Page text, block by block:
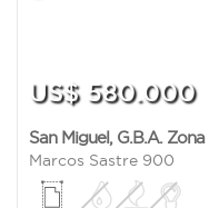
US$ 580.000
San Miguel, G.B.A.
Marcos Sastre 900